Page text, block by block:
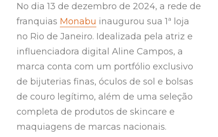
No dia 13 de dezembro de 2024, a rede de
franquias Monabu inaugurou sua 1ª loja
no Rio de Janeiro. Idealizada pela atriz e
influenciadora digital Aline Campos, a
marca conta com um portfólio exclusivo
de bijuterias finas, óculos de sol e bolsas
de couro legítimo, além de uma seleção
completa de produtos de skincare e
maquiagens de marcas nacionais.